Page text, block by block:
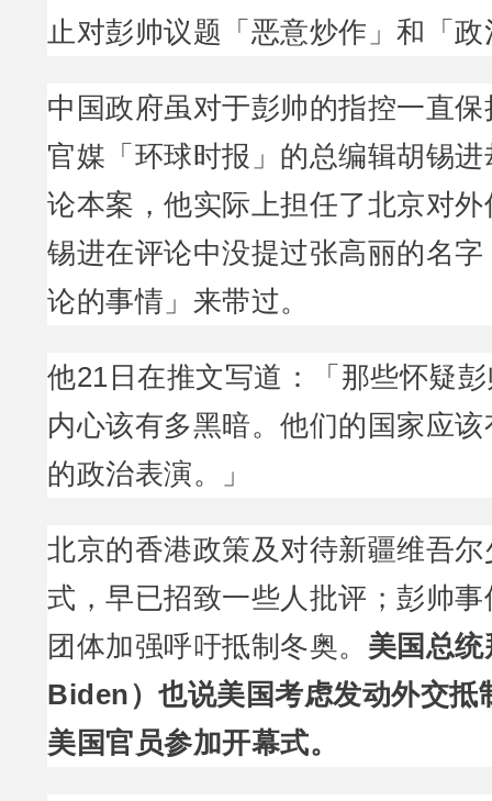
止对彭帅议题「恶意炒作」和「
中国政府虽对于彭帅的指控一直
官媒「环球时报」的总编辑胡锡
论本案，他实际上担任了北京对
锡进在评论中没提过张高丽的名
论的事情」来带过。
他21日在推文写道：「那些怀疑
内心该有多黑暗。他们的国家应
的政治表演。」
北京的香港政策及对待新疆维吾
式，早已招致一些人批评；彭帅
团体加强呼吁抵制冬奥。 美国总
Biden）也说美国考虑发动外交抵
美国官员参加开幕式。